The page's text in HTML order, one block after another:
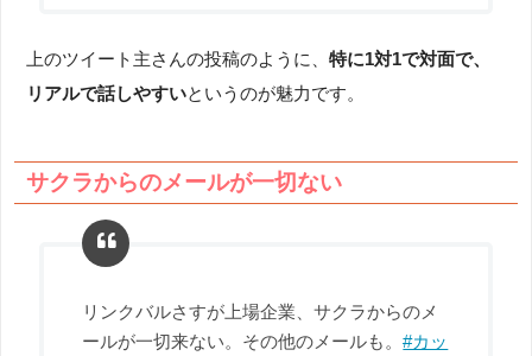
上のツイート主さんの投稿のように、特に1対1で対面で、
リアルで話しやすいというのが魅力です。
サクラからのメールが一切ない
リンクバルさすが上場企業、サクラからのメ
ールが一切来ない。その他のメールも。#カッ